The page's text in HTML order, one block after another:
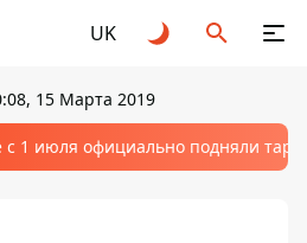
UK
15 Марта 2019
1 июля официально подняли